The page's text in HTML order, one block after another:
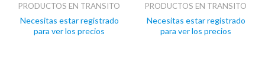
PRODUCTOS EN TRANSITO
Necesitas estar registrado
para ver los precios
PRODUCTOS EN TRANSITO
Necesitas estar registrado
para ver los precios